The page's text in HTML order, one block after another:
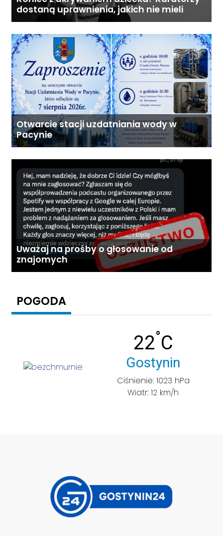
dostaną uprawnienia, jakich nie mieli
Otwarcie stacji uzdatniania wody w
Pacynie
Uważaj na prośby o głosowanie od
znajomych
POGODA
22°C
Miasto:
Gostynin
Ciśnienie: 1023 hPa
Wiatr: 12 km/h